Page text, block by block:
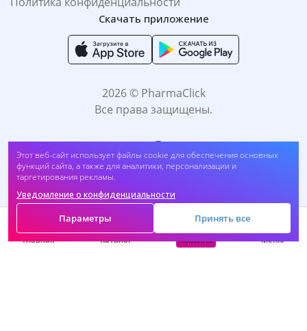
Этот веб-сайт использует файлы cookie для обеспечения основных
функций сайта, а также для аналитики, персонализации и
таргетирования рекламы.
Уведомление о конфиденциальности
Параметры Принять все
Скачать приложение
2026 © PharmaClick
Все права защищены.
Принимаем к оплате:
Главная Каталог Корзина Меню